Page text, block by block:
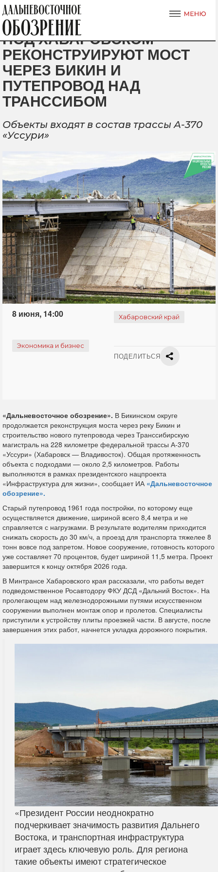
ПОД ХАБАРОВСКОМ
РЕКОНСТРУИРУЮТ МОСТ
ЧЕРЕЗ БИКИН И
ПУТЕПРОВОД НАД
ТРАНССИБОМ
Объекты входят в состав трассы А-370
«Уссури»
8 июня, 14:00 Хабаровский край
Экономика и бизнес
ПОДЕЛИТЬСЯ
«Дальневосточное обозрение». В Бикинском округе
продолжается реконструкция моста через реку Бикин и
строительство нового путепровода через Транссибирскую
магистраль на 228 километре федеральной трассы А-370
«Уссури» (Хабаровск — Владивосток). Общая протяженность
объекта с подходами — около 2,5 километров. Работы
выполняются в рамках президентского нацпроекта
«Инфраструктура для жизни», сообщает ИА «Дальневосточное
обозрение».
Старый путепровод 1961 года постройки, по которому еще
осуществляется движение, шириной всего 8,4 метра и не
справляется с нагрузками. В результате водителям приходится
снижать скорость до 30 км/ч, а проезд для транспорта тяжелее 8
тонн вовсе под запретом. Новое сооружение, готовность которого
уже составляет 70 процентов, будет шириной 11,5 метра. Проект
завершится к концу октября 2026 года.
В Минтрансе Хабаровского края рассказали, что работы ведет
подведомственное Росавтодору ФКУ ДСД «Дальний Восток». На
пролегающем над железнодорожными путями искусственном
сооружении выполнен монтаж опор и пролетов. Специалисты
приступили к устройству плиты проезжей части. В августе, после
завершения этих работ, начнется укладка дорожного покрытия.
«Президент России неоднократно
подчеркивает значимость развития Дальнего
Востока, и транспортная инфраструктура
играет здесь ключевую роль. Для региона
такие объекты имеют стратегическое